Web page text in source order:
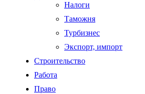
Налоги
Таможня
Турбизнес
Экспорт, импорт
Строительство
Работа
Право